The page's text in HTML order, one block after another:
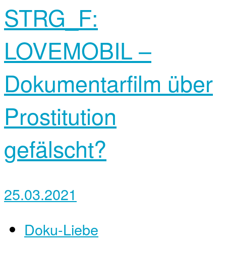
STRG_F:
LOVEMOBIL –
Dokumentarfilm über
Prostitution
gefälscht?
25.03.2021
Doku-Liebe